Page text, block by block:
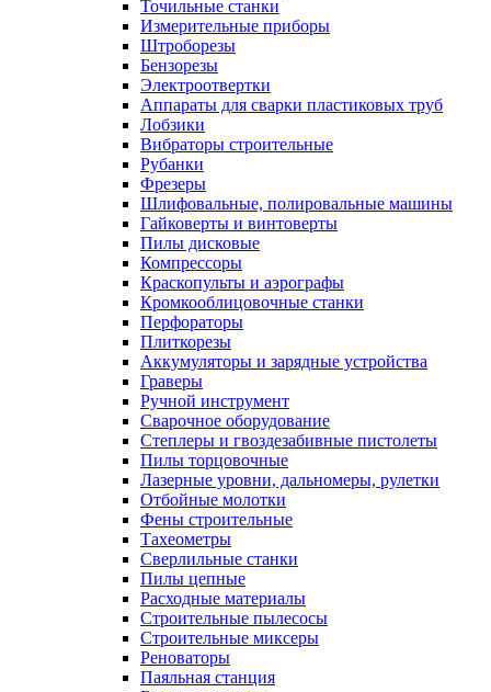
Точильные станки
Измерительные приборы
Штроборезы
Бензорезы
Электроотвертки
Аппараты для сварки пластиковых труб
Лобзики
Вибраторы строительные
Рубанки
Фрезеры
Шлифовальные, полировальные машины
Гайковерты и винтоверты
Пилы дисковые
Компрессоры
Краскопульты и аэрографы
Кромкооблицовочные станки
Перфораторы
Плиткорезы
Аккумуляторы и зарядные устройства
Граверы
Ручной инструмент
Сварочное оборудование
Степлеры и гвоздезабивные пистолеты
Пилы торцовочные
Лазерные уровни, дальномеры, рулетки
Отбойные молотки
Фены строительные
Тахеометры
Сверлильные станки
Пилы цепные
Расходные материалы
Строительные пылесосы
Строительные миксеры
Реноваторы
Паяльная станция